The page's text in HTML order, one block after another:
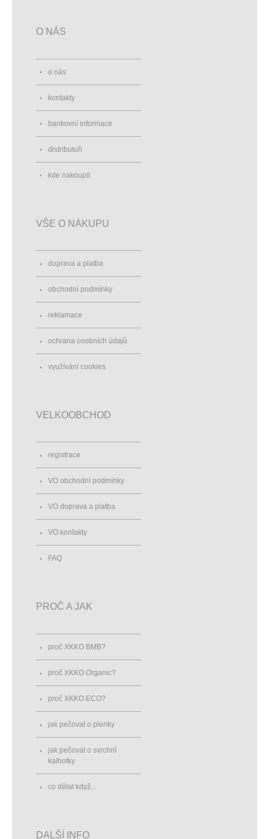
O NÁS
o nás
kontakty
bankovní informace
distributoři
kde nakoupit
VŠE O NÁKUPU
doprava a platba
obchodní podmínky
reklamace
ochrana osobních údajů
využívání cookies
VELKOOBCHOD
registrace
VO obchodní podmínky
VO doprava a platba
VO kontakty
FAQ
PROČ A JAK
proč XKKO BMB?
proč XKKO Organic?
proč XKKO ECO?
jak pečovat o plenky
jak pečovat o svrchní
kalhotky
co dělat když...
DALŠÍ INFO